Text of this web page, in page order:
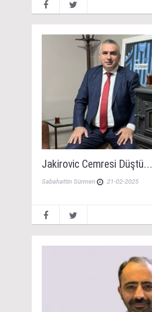
Jakirovic Cemresi Düştü...
Sabahattin Sürmen 21-02-2025